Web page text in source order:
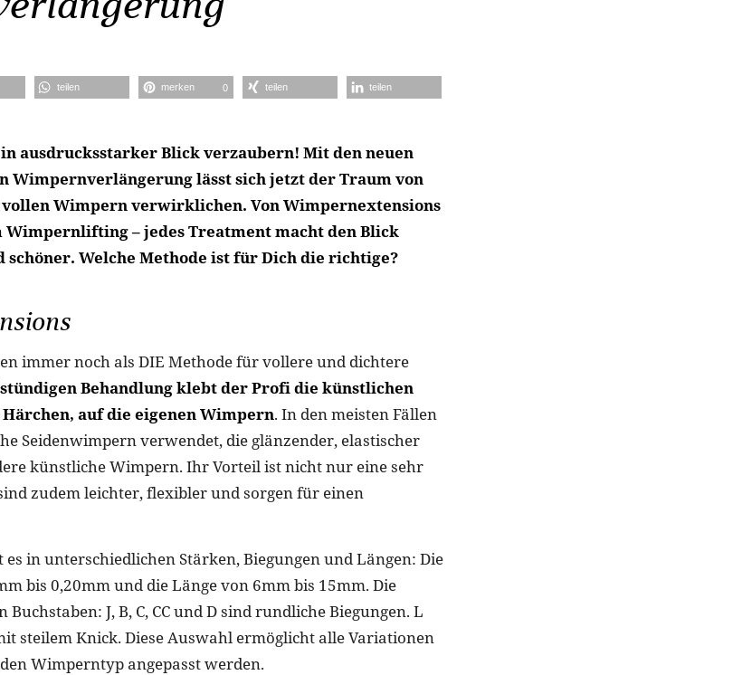
teilen merken 0 teilen teilen
ausdrucksstarker Blick verzaubern! Mit den neuen
Wimpernverlängerung lässt sich jetzt der Traum von
Wimpern verwirklichen. Von Wimpernextensions
Wimpernlifting – jedes Treatment macht den Blick
Welche Methode ist für Dich die richtige?
immer noch als DIE Methode für vollere und dichtere
Behandlung klebt der Profi die künstlichen
auf die eigenen Wimpern. In den meisten Fällen
Seidenwimpern verwendet, die glänzender, elastischer
künstliche Wimpern. Ihr Vorteil ist nicht nur eine sehr
zudem leichter, flexibler und sorgen für einen
in unterschiedlichen Stärken, Biegungen und Längen: Die
bis 0,20mm und die Länge von 6mm bis 15mm. Die
J, B, C, CC und D sind rundliche Biegungen. L
steilem Knick. Diese Auswahl ermöglicht alle Variationen
Wimperntyp angepasst werden.